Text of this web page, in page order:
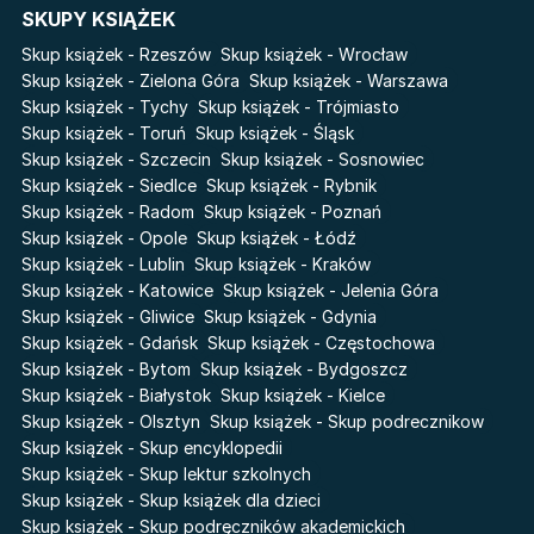
Pamiętniki Wampirów
Basia. Wielka księga.
Poznawaj świat z Basią
The Hazel Wood
Zmierzch
Faye
Katie Maguire
Liceum Freuda
Sherlock Holmes Society
Światy Pilipiuka
Cień od wschodu
Przebudzenie powietrza
Pieśń Lwicy
Akademia wampirów
Karneval
Baśń o złamanym sercu
Prosta zabawa
SKUPY KSIĄŻEK
Skup książek - Rzeszów Skup książek - Wrocław
Skup książek - Zielona Góra Skup książek - Warszawa
Skup książek - Tychy Skup książek - Trójmiasto
Skup książek - Toruń Skup książek - Śląsk
Skup książek - Szczecin Skup książek - Sosnowiec
Skup książek - Siedlce Skup książek - Rybnik
Skup książek - Radom Skup książek - Poznań
Skup książek - Opole Skup książek - Łódź
Skup książek - Lublin Skup książek - Kraków
Skup książek - Katowice Skup książek - Jelenia Góra
Skup książek - Gliwice Skup książek - Gdynia
Skup książek - Gdańsk Skup książek - Częstochowa
Skup książek - Bytom Skup książek - Bydgoszcz
Skup książek - Białystok Skup książek - Kielce
Skup książek - Olsztyn Skup książek - Skup podrecznikow
Skup książek - Skup encyklopedii
Skup książek - Skup lektur szkolnych
Skup książek - Skup książek dla dzieci
Skup książek - Skup podręczników akademickich